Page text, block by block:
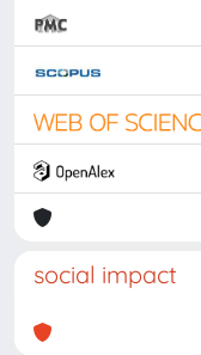
social impact